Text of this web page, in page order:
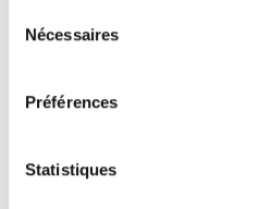
Nécessaires
Préférences
Statistiques
+